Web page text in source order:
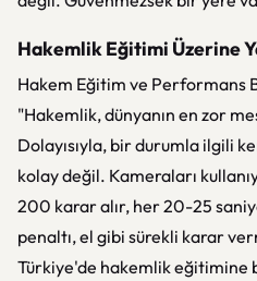
Hakemlik Eğitimi Üzerine
Hakem Eğitim ve Performans
"Hakemlik, dünyanın en zor
Dolayısıyla, bir durumla ilgili
kolay değil. Kameraları
200 karar alır, her 20-25
penaltı, el gibi sürekli karar
Türkiye'de hakemlik eğitimine